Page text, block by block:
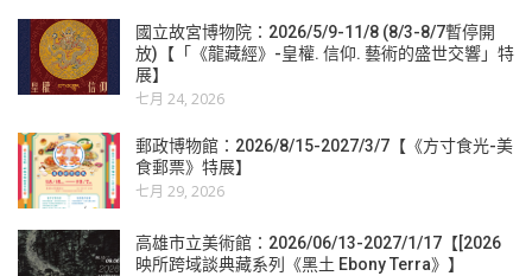
國立故宮博物院：2026/5/9-11/8 (8/3-8/7暫停開
放)【「《龍藏經》-皇權. 信仰. 藝術的盛世交響」特
展】
七月 24, 2026
郵政博物館：2026/8/15-2027/3/7【《方寸食光-美
食郵票》特展】
七月 29, 2026
高雄市立美術館：2026/06/13-2027/1/17【[2026
映所跨域談典藏系列《黑土 Ebony Terra》】